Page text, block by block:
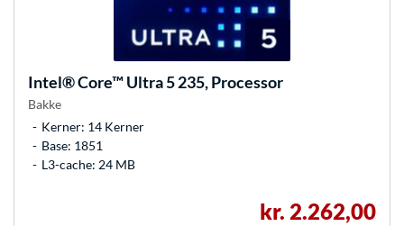
Intel®Core™ Ultra 5 235, Processor
Bakke
Kerner: 14 Kerner
Base: 1851
L3-cache: 24 MB
kr. 2.262,00